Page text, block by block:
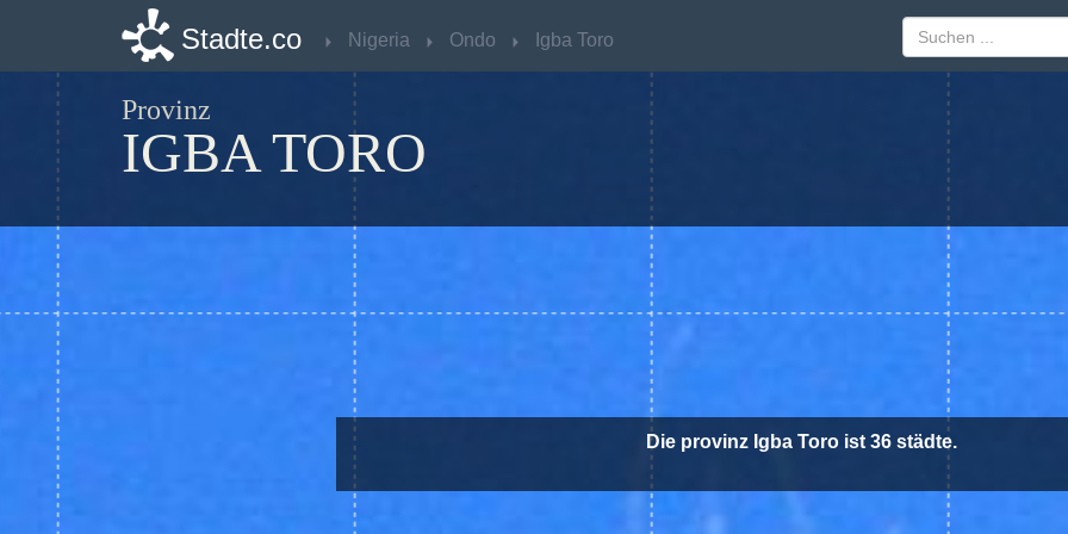
Stadte.co Nigeria Ondo Igba Toro
Provinz
IGBA TORO
Die provinz Igba Toro ist 36 städte.
Stadte.co Nigeria Ondo Igba Toro